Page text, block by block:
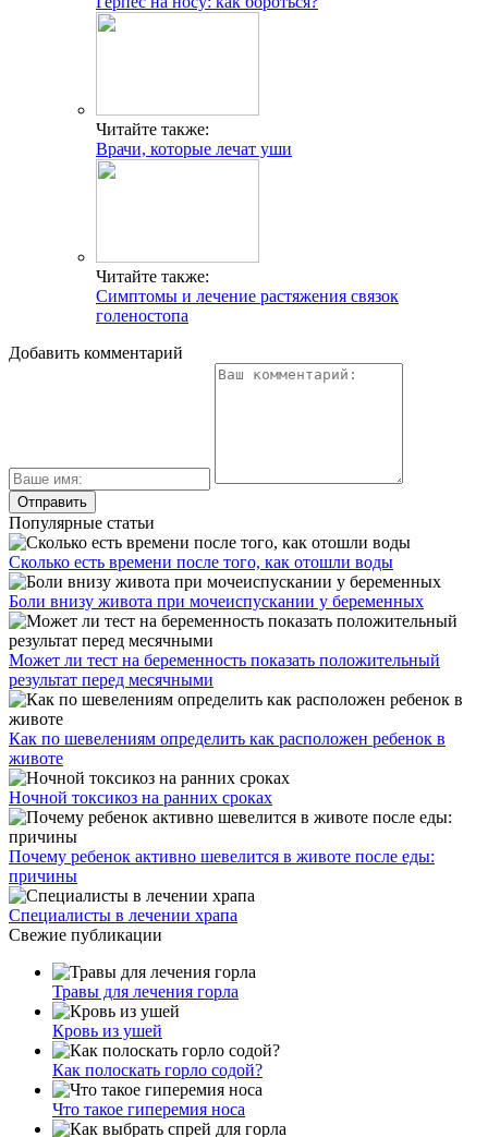
Читайте также:
Врачи, которые лечат уши
Читайте также:
Симптомы и лечение растяжения связок
голеностопа
Добавить комментарий
Популярные статьи
Сколько есть времени после того, как отошли воды
Боли внизу живота при мочеиспускании у беременных
Может ли тест на беременность показать положительный
результат перед месячными
Как по шевелениям определить как расположен ребенок в
животе
Ночной токсикоз на ранних сроках
Почему ребенок активно шевелится в животе после еды:
причины
Специалисты в лечении храпа
Свежие публикации
Травы для лечения горла
Кровь из ушей
Как полоскать горло содой?
Что такое гиперемия носа